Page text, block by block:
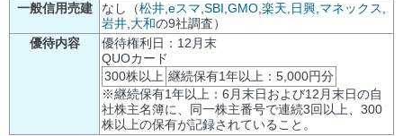
一般信用売建
なし（松井 eスマ SBI GMO 楽天 日興 マネックス
岩井 大和の9社調査）
優待内容
優待権利日：12月末
QUOカード
300株以上 継続保有1年以上：5,000円分
※継続保有1年以上：6月末日および12月末日の自
社株主名簿に、同一株主番号で連続3回以上、300
株以上の保有が記録されていること。